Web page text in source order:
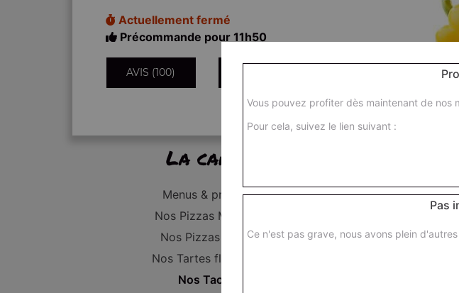
Actuellement fermé
Précommande pour 11h50
AVIS (100)
La carte
Menus & promos
Nos Pizzas Médium
Nos Pizzas Large
Nos Tartes flambées
Nos Tacos
Vous pouvez profiter dès maintenant de nos
Pour cela, suivez le lien suivant :
Pas
Ce n'est pas grave, nous avons plein